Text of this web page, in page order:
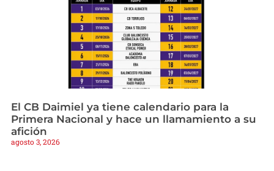
El CB Daimiel ya tiene calendario para la
Primera Nacional y hace un llamamiento a su
afición
agosto 3, 2026